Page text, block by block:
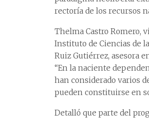
rectoría de los recursos
Thelma Castro Romero,
Instituto de Ciencias de
Ruiz Gutiérrez, asesora
“En la naciente
han considerado varios
pueden constituirse en
Detalló que parte del